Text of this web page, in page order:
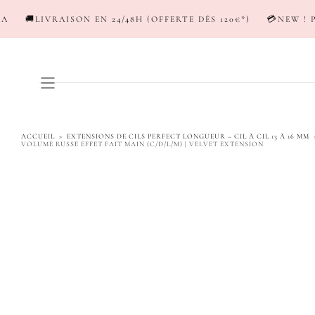
PASSER AU
CONTENU
24/48H (OFFERTE DÈS 120€*) 💳NEW ! PAYEZ EN 3-4X
ACCUEIL > EXTENSIONS DE CILS PERFECT LONGUEUR – CIL À CIL 13 À 16 MM
VOLUME RUSSE EFFET FAIT MAIN (C/D/L/M) | VELVET EXTENSION